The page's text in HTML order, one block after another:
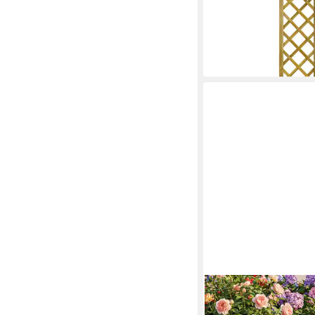
Kiefer –
99,95 €
lieferbar in 5 Wochen
OUTSUNNY
Gartenzaun aus Holz